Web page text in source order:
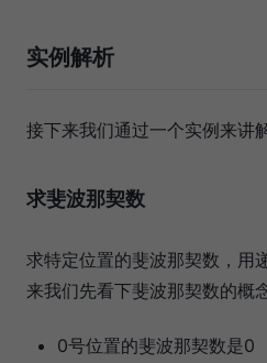
实例解析
接下来我们通过一个实例来讲
求斐波那契数
求特定位置的斐波那契数，用
来我们先看下斐波那契数的概念
0号位置的斐波那契数是0